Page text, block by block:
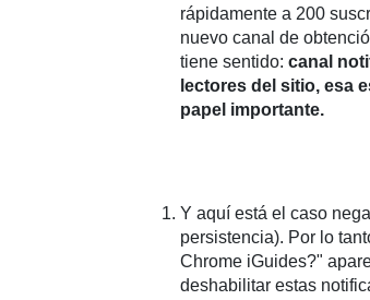
rápidamente a 200
nuevo canal de
tiene sentido: canal
lectores del sitio, esa
papel importante.
Y aquí está el caso
persistencia). Por lo
Chrome iGuides?"
deshabilitar estas